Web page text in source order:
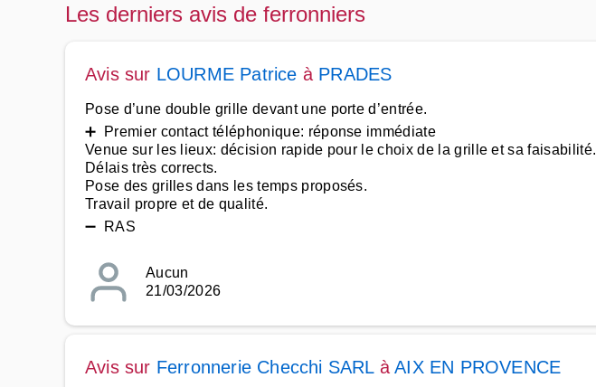
Les derniers avis de ferronniers
Avis sur LOURME Patrice à PRADES
Pose d’une double grille devant une porte d’entrée.
➕ Premier contact téléphonique: réponse immédiate
Venue sur les lieux: décision rapide pour le choix de la grille et sa faisabilité.
Délais très corrects.
Pose des grilles dans les temps proposés.
Travail propre et de qualité.
➖ RAS
Aucun
21/03/2026
Avis sur Ferronnerie Checchi SARLàAIX EN PROVENCE